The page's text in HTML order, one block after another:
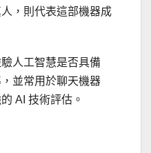
，則代表這部機器成
人工智慧是否具備
並常用於聊天機器
AI 技術評估。